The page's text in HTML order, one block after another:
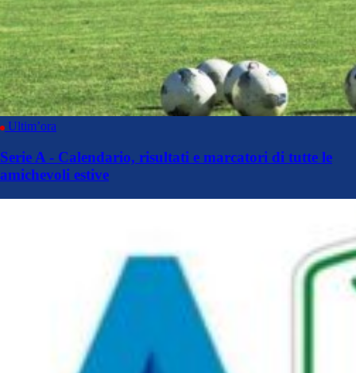
Ultim’ora
Serie A - Calendario, risultati e marcatori di tutte le
amichevoli estive